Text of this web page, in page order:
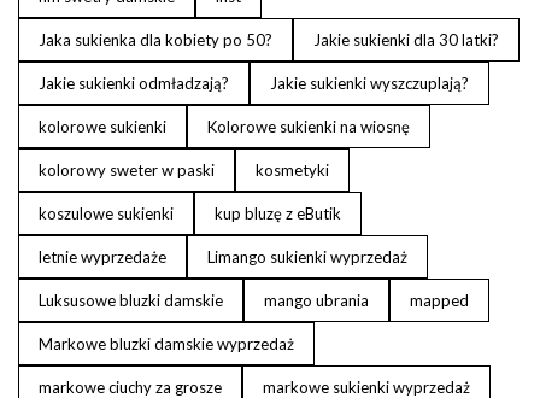
Jaka sukienka dla kobiety po 50? Jakie sukienki dla 30 latki?
Jakie sukienki odmładzają? Jakie sukienki wyszczuplają?
kolorowe sukienki Kolorowe sukienki na wiosnę
kolorowy sweter w paski kosmetyki
koszulowe sukienki kup bluzę z eButik
letnie wyprzedaże Limango sukienki wyprzedaż
Luksusowe bluzki damskie mango ubrania mapped
Markowe bluzki damskie wyprzedaż
markowe ciuchy za grosze markowe sukienki wyprzedaż